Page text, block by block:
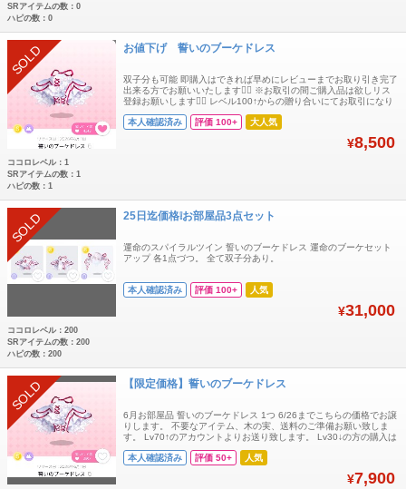
SRアイテムの数：0
ハピの数：0
SOLD お値下げ 誓いのブーケドレス
双子分も可能 即購入はできれば早めにレビューまでお取り引き完了
出来る方でお願いいたします🙂‍↕️ ※お取引の間ご購入品は欲しリス
登録お願いします🙂‍↕️ レベル100↑からの贈り合いにてお取引になり
ます アプリ内無言でお願いいたします🙂‍↕️ お部屋品
本人確認済み 評価 100+ 大人気
¥8,500
ココロレベル：1
SRアイテムの数：1
ハピの数：1
SOLD 25日迄価格❕お部屋品3点セット
運命のスパイラルツイン 誓いのブーケドレス 運命のブーケセット
アップ 各1点づつ。 全て双子分あり。
本人確認済み 評価 100+ 人気
¥31,000
ココロレベル：200
SRアイテムの数：200
ハピの数：200
SOLD 【限定価格】誓いのブーケドレス
6月お部屋品 誓いのブーケドレス 1つ 6/26までこちらの価格でお譲
りします。 不要なアイテム、木の実、送料のご準備お願い致しま
す。 Lv70↑のアカウントよりお送り致します。 Lv30↓の方の購入は
したらお気軽にお声掛けください。
本人確認済み 評価 50+ 人気
¥7,900